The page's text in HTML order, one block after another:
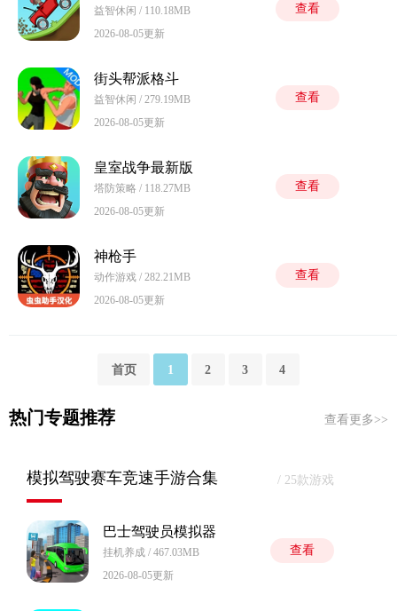
益智休闲 / 110.18MB
2026-08-05更新
查看
街头帮派格斗
益智休闲 / 279.19MB
2026-08-05更新
查看
皇室战争最新版
塔防策略 / 118.27MB
2026-08-05更新
查看
神枪手
动作游戏 / 282.21MB
2026-08-05更新
查看
首页 1 2 3 4
热门专题推荐 查看更多>>
模拟驾驶赛车竞速手游合集 / 25款游戏
巴士驾驶员模拟器
挂机养成 / 467.03MB
2026-08-05更新
查看